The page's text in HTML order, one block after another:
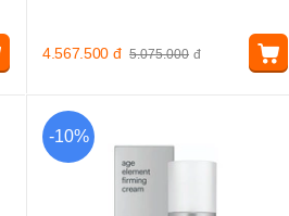
5.075.000 đ
4.567.500 đ
-10%